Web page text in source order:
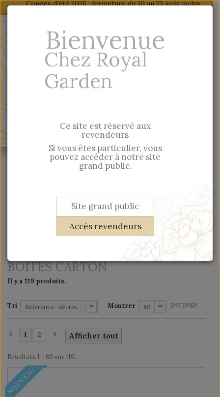
Congés d'été 2026 : fermeture du 10 au 23 août inclus,
Particulier, vous trouverez nos produits sur
notre site grand public
MENU
Esprit British Boîtes Boîtes carton
INFORMATIONS
MOTS-CLÉS
BOÎTES CARTON
Il y a 119 produits.
Tri Référence : décroissante Montrer 80 par page
Afficher tout
1 2
Résultats 1 - 80 sur 119.
NOUVEAU
Bienvenue
Chez Royal
Garden
Ce site est réservé aux
revendeurs
Si vous êtes particulier, vous
pouvez accéder à notre site
grand public.
Site grand public
Accès revendeurs